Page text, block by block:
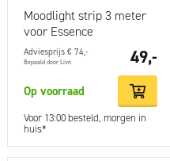
Moodlight strip 3 meter
voor Essence
Adviesprijs € 74,-
Bepaald door Livn 49,-
Op voorraad
Voor 13:00 besteld, morgen in
huis*